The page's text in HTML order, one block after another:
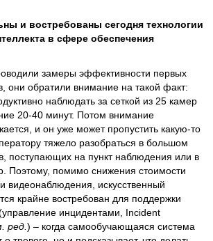
и востребованы сегодня технологии
в сфере обеспечения
замеры эффективности первых
они обратили внимание на такой факт:
наблюдать за сеткой из 25 камер
20-40 минут. Потом внимание
и он уже может пропустить какую-то
тяжело разобраться в большом
поступающих на пункт наблюдения или в
Поэтому, помимо снижения стоимости
видеонаблюдения, искусственный
крайне востребован для поддержки
инцидентами, Incident
ред. ) – когда самообучающаяся система